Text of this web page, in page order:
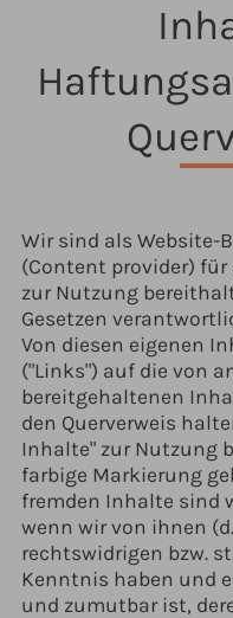
Wir sind als Website-
(Content provider) für
zur Nutzung
Gesetzen
Von diesen eigenen
("Links") auf die von
bereitgehaltenen
den Querverweis
Inhalte" zur Nutzung
farbige Markierung
fremden Inhalte sind
wenn wir von ihnen
rechtswidrigen bzw.
Kenntnis haben und
und zumutbar ist,